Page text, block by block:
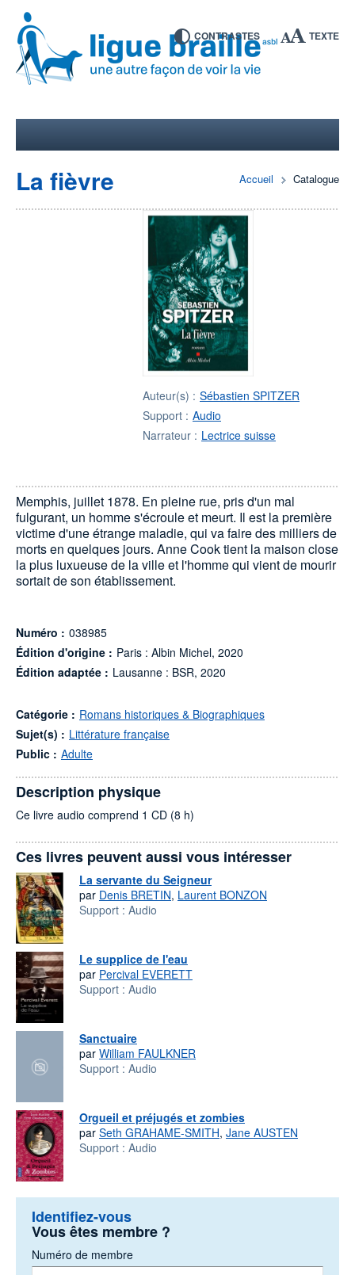
CONTRASTES TEXTE
Accueil Catalogue
La fièvre
Auteur(s) : Sébastien SPITZER
Support : Audio
Narrateur : Lectrice suisse
Memphis, juillet 1878. En pleine rue, pris d'un mal
fulgurant, un homme s'écroule et meurt. Il est la première
victime d'une étrange maladie, qui va faire des milliers de
morts en quelques jours. Anne Cook tient la maison close
la plus luxueuse de la ville et l'homme qui vient de mourir
sortait de son établissement.
Numéro : 038985
Édition d'origine : Paris : Albin Michel, 2020
Édition adaptée : Lausanne : BSR, 2020
Catégorie : Romans historiques & Biographiques
Sujet(s) : Littérature française
Public : Adulte
Description physique
Ce livre audio comprend 1 CD (8 h)
Ces livres peuvent aussi vous intéresser
La servante du Seigneur
par Denis BRETIN, Laurent BONZON
Support : Audio
Le supplice de l'eau
par Percival EVERETT
Support : Audio
Sanctuaire
par William FAULKNER
Support : Audio
Orgueil et préjugés et zombies
par Seth GRAHAME-SMITH, Jane AUSTEN
Support : Audio
Identifiez-vous
Vous êtes membre ?
Numéro de membre